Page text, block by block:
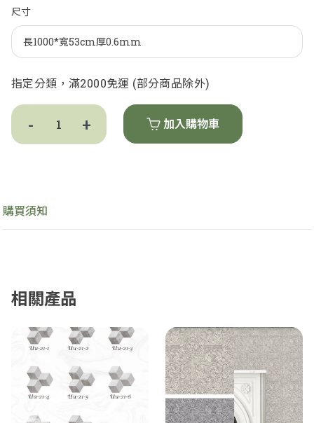
尺寸
指定分類，滿2000免運 (部分商品除外)
- + 加入購物車
購買須知
相關產品